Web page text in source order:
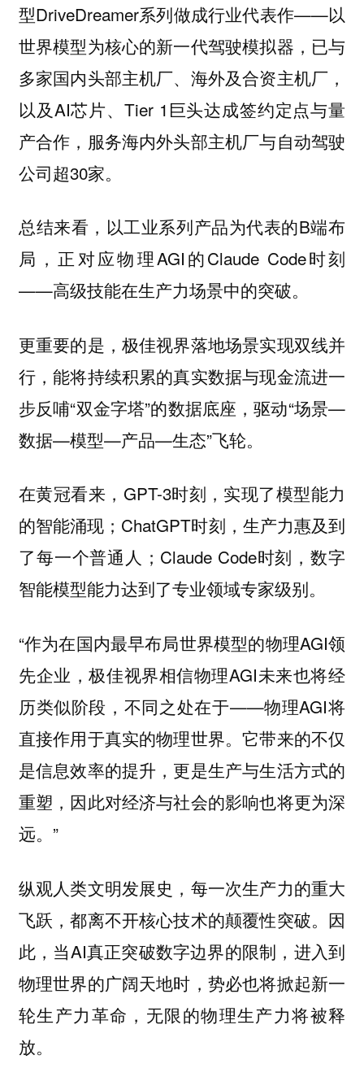
型DriveDreamer系列做成行业代表作——以
世界模型为核心的新一代驾驶模拟器，已与
多家国内头部主机厂、海外及合资主机厂，
以及AI芯片、Tier 1巨头达成签约定点与量
产合作，服务海内外头部主机厂与自动驾驶
公司超30家。
总结来看，以工业系列产品为代表的B端布
局，正对应物理AGI的Claude Code时刻
——高级技能在生产力场景中的突破。
更重要的是，极佳视界落地场景实现双线并
行，能将持续积累的真实数据与现金流进一
步反哺“双金字塔”的数据底座，驱动“场景—
数据—模型—产品—生态”飞轮。
在黄冠看来，GPT-3时刻，实现了模型能力
的智能涌现；ChatGPT时刻，生产力惠及到
了每一个普通人；Claude Code时刻，数字
智能模型能力达到了专业领域专家级别。
“作为在国内最早布局世界模型的物理AGI领
先企业，极佳视界相信物理AGI未来也将经
历类似阶段，不同之处在于——物理AGI将
直接作用于真实的物理世界。它带来的不仅
是信息效率的提升，更是生产与生活方式的
重塑，因此对经济与社会的影响也将更为深
远。”
纵观人类文明发展史，每一次生产力的重大
飞跃，都离不开核心技术的颠覆性突破。因
此，当AI真正突破数字边界的限制，进入到
物理世界的广阔天地时，势必也将掀起新一
轮生产力革命，无限的物理生产力将被释
放。